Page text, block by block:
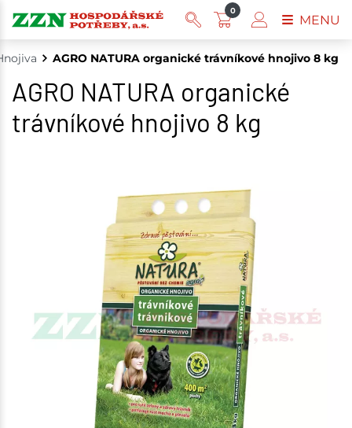
AGRO NATURA organické trávníkové hnojivo 8 kg
AGRO NATURA organické
trávníkové hnojivo 8 kg
0
MENU